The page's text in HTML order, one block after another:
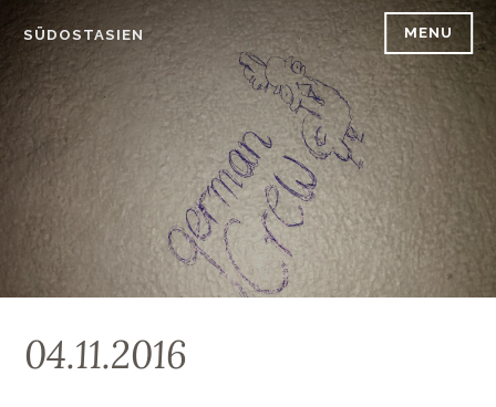
content
SÜDOSTASIEN MENU
04.11.2016